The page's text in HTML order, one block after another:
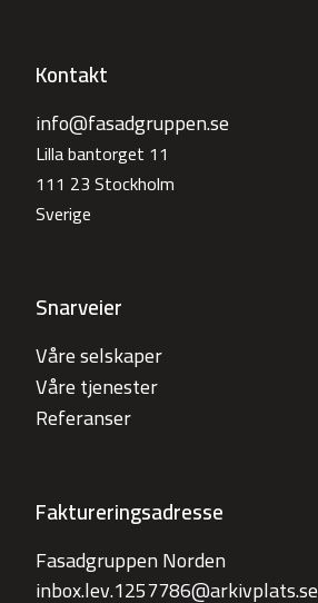
Kontakt
info@fasadgruppen.se
Lilla bantorget 11
111 23 Stockholm
Sverige
Snarveier
Våre selskaper
Våre tjenester
Referanser
Faktureringsadresse
Fasadgruppen Norden
inbox.lev.1257786@arkivplats.se